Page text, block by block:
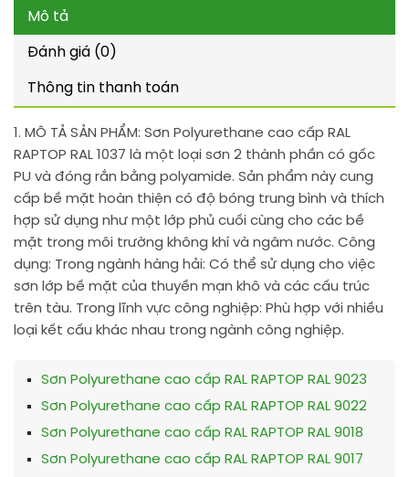
Mô tả
Đánh giá (0)
Thông tin thanh toán
1. MÔ TẢ SẢN PHẨM: Sơn Polyurethane cao cấp RAL
RAPTOP RAL 1037 là một loại sơn 2 thành phần có gốc
PU và đóng rắn bằng polyamide. Sản phẩm này cung
cấp bề mặt hoàn thiện có độ bóng trung bình và thích
hợp sử dụng như một lớp phủ cuối cùng cho các bề
mặt trong môi trường không khí và ngâm nước. Công
dụng: Trong ngành hàng hải: Có thể sử dụng cho việc
sơn lớp bề mặt của thuyền mạn khô và các cấu trúc
trên tàu. Trong lĩnh vực công nghiệp: Phù hợp với nhiều
loại kết cấu khác nhau trong ngành công nghiệp.
Sơn Polyurethane cao cấp RAL RAPTOP RAL 9023
Sơn Polyurethane cao cấp RAL RAPTOP RAL 9022
Sơn Polyurethane cao cấp RAL RAPTOP RAL 9018
Sơn Polyurethane cao cấp RAL RAPTOP RAL 9017